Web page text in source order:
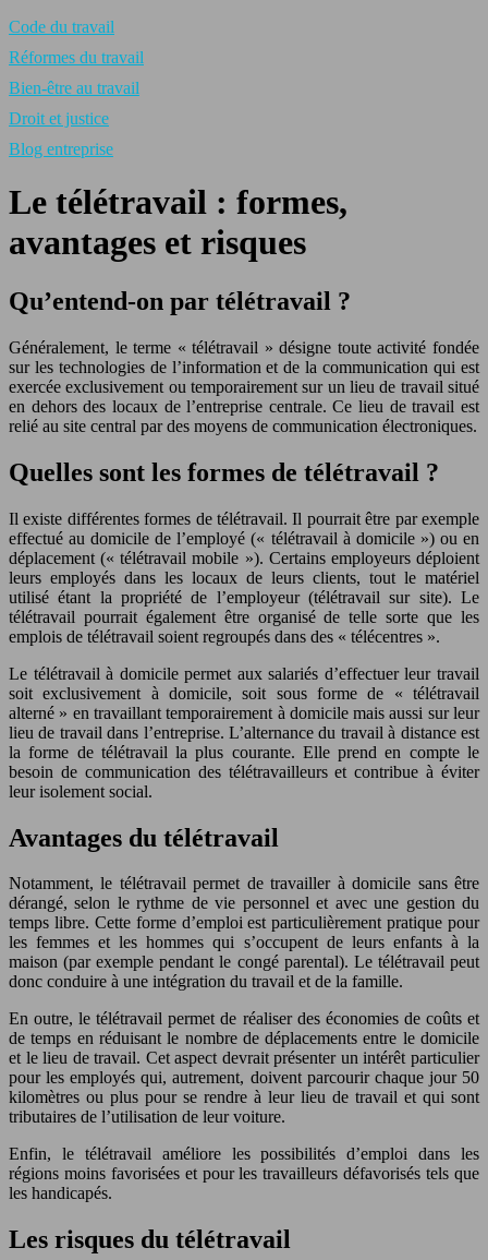
Code du travail
Réformes du travail
Bien-être au travail
Droit et justice
Blog entreprise
Le télétravail : formes,
avantages et risques
Qu’entend-on par télétravail ?
Généralement, le terme « télétravail » désigne toute activité fondée
sur les technologies de l’information et de la communication qui est
exercée exclusivement ou temporairement sur un lieu de travail situé
en dehors des locaux de l’entreprise centrale. Ce lieu de travail est
relié au site central par des moyens de communication électroniques.
Quelles sont les formes de télétravail ?
Il existe différentes formes de télétravail. Il pourrait être par exemple
effectué au domicile de l’employé (« télétravail à domicile ») ou en
déplacement (« télétravail mobile »). Certains employeurs déploient
leurs employés dans les locaux de leurs clients, tout le matériel
utilisé étant la propriété de l’employeur (télétravail sur site). Le
télétravail pourrait également être organisé de telle sorte que les
emplois de télétravail soient regroupés dans des « télécentres ».
Le télétravail à domicile permet aux salariés d’effectuer leur travail
soit exclusivement à domicile, soit sous forme de « télétravail
alterné » en travaillant temporairement à domicile mais aussi sur leur
lieu de travail dans l’entreprise. L’alternance du travail à distance est
la forme de télétravail la plus courante. Elle prend en compte le
besoin de communication des télétravailleurs et contribue à éviter
leur isolement social.
Avantages du télétravail
Notamment, le télétravail permet de travailler à domicile sans être
dérangé, selon le rythme de vie personnel et avec une gestion du
temps libre. Cette forme d’emploi est particulièrement pratique pour
les femmes et les hommes qui s’occupent de leurs enfants à la
maison (par exemple pendant le congé parental). Le télétravail peut
donc conduire à une intégration du travail et de la famille.
En outre, le télétravail permet de réaliser des économies de coûts et
de temps en réduisant le nombre de déplacements entre le domicile
et le lieu de travail. Cet aspect devrait présenter un intérêt particulier
pour les employés qui, autrement, doivent parcourir chaque jour 50
kilomètres ou plus pour se rendre à leur lieu de travail et qui sont
tributaires de l’utilisation de leur voiture.
Enfin, le télétravail améliore les possibilités d’emploi dans les
régions moins favorisées et pour les travailleurs défavorisés tels que
les handicapés.
Les risques du télétravail